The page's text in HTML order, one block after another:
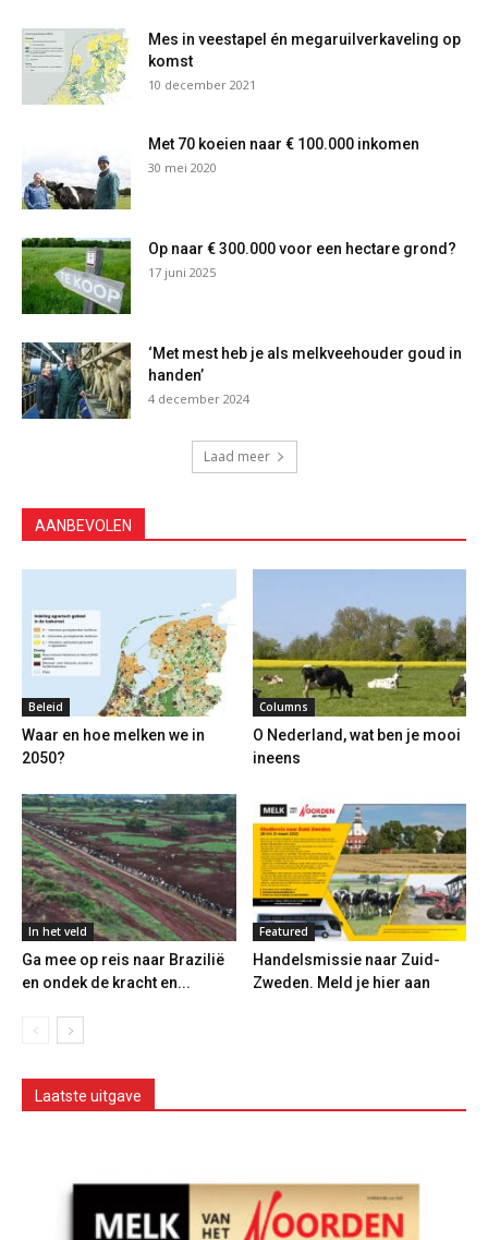
Mes in veestapel én megaruilverkaveling op
komst
10 december 2021
Met 70 koeien naar € 100.000 inkomen
30 mei 2020
Op naar € 300.000 voor een hectare grond?
17 juni 2025
‘Met mest heb je als melkveehouder goud in
handen’
4 december 2024
Laad meer
AANBEVOLEN
Beleid
Waar en hoe melken we in
2050?
Columns
O Nederland, wat ben je mooi
ineens
In het veld
Ga mee op reis naar Brazilië
en ondek de kracht en...
Featured
Handelsmissie naar Zuid-
Zweden. Meld je hier aan
Laatste uitgave